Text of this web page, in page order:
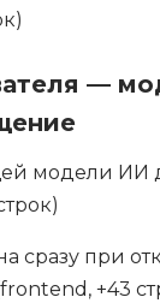
—
модели ИИ
при
+43